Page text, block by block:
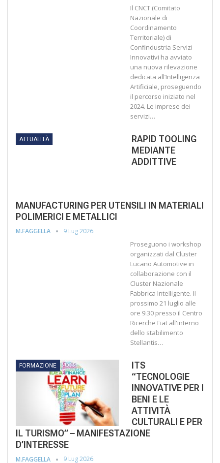
Il CNCT (Comitato
Nazionale di
Coordinamento
Territoriale) di
Confindustria Servizi
Innovativi ha avviato
una nuova rilevazione
dedicata all’Intelligenza
Artificiale, proseguendo
il percorso iniziato nel
2024. Le imprese dei
servizi…
ATTUALITÀ
RAPID TOOLING
MEDIANTE
ADDITTIVE
MANUFACTURING PER UTENSILI IN MATERIALI
POLIMERICI E METALLICI
M.FAGGELLA 9 Lug 2026
Proseguono i workshop
organizzati dal Cluster
Lucano Automotive in
collaborazione con il
Cluster Nazionale
Fabbrica Intelligente. Il
prossimo 21 luglio alle
ore 9.30 presso il Centro
Ricerche Fiat all'interno
dello stabilimento
Stellantis…
FORMAZIONE
ITS
“TECNOLOGIE
INNOVATIVE PER I
BENI E LE
ATTIVITÀ
CULTURALI E PER
IL TURISMO” – MANIFESTAZIONE
D’INTERESSE
M.FAGGELLA 9 Lug 2026